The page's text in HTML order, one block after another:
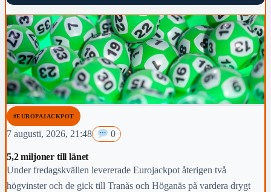
#EUROPAJACKPOT
7 augusti, 2026, 21:48 0
5,2 miljoner till länet
Under fredagskvällen levererade Eurojackpot återigen två
högvinster och de gick till Tranås och Höganäs på vardera drygt